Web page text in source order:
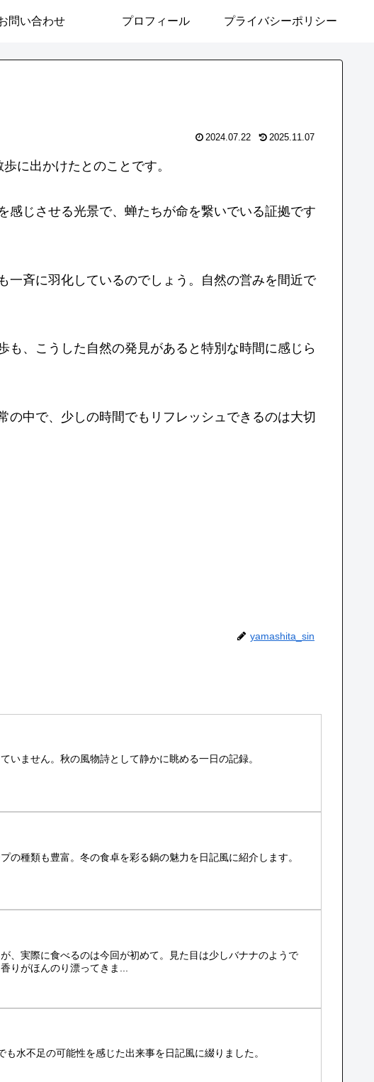
問い合わせ プロフィール プライバシーポリシー
2024.07.22 2025.11.07
に出かけたとのことです。
じさせる光景で、蝉たちが命を繋いでいる証拠です
一斉に羽化しているのでしょう。自然の営みを間近で
、こうした自然の発見があると特別な時間に感じら
中で、少しの時間でもリフレッシュできるのは大切
yamashita_sin
いません。秋の風物詩として静かに眺める一日の記録。
種類も豊富。冬の食卓を彩る鍋の魅力を日記風に紹介します。
、実際に食べるのは今回が初めて。見た目は少しバナナのようで
りがほんのり漂ってきま...
水不足の可能性を感じた出来事を日記風に綴りました。